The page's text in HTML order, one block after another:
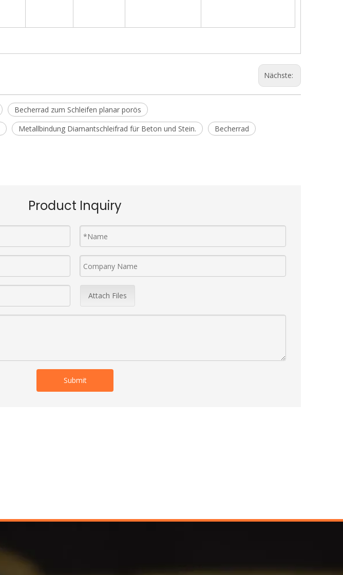
Nächste:
Becherrad zum Schleifen planar porös
Metallbindung Diamantschleifrad für Beton und Stein.
Becherrad
Product Inquiry
Attach Files
Submit